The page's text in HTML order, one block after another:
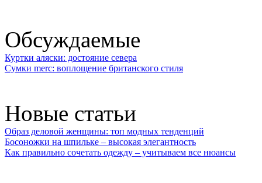
Обсуждаемые
Куртки аляски: достояние севера
Сумки merc: воплощение британского стиля
Новые статьи
Образ деловой женщины: топ модных тенденций
Босоножки на шпильке – высокая элегантность
Как правильно сочетать одежду – учитываем все нюансы